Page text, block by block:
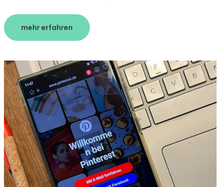
mehr erfahren